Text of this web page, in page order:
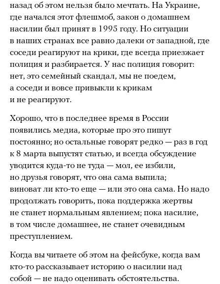
назад об этом нельзя было мечтать. На Украине,
где начался этот флешмоб, закон о домашнем
насилии был принят в 1995 году. Но ситуации
в наших странах все равно далеки от западной, где
соседи реагируют на крики, где всегда приезжает
полиция и разбирается. У нас полиция говорит:
нет, это семейный скандал, мы не поедем,
а соседи и вовсе привыкли к крикам
и не реагируют.
Хорошо, что в последнее время в России
появились медиа, которые про это пишут
постоянно; но остальные говорят редко — раз в год
к 8 марта выпустят статью, и всегда обсуждение
уводится куда-то не туда — мол, ее избили,
но друзья говорят, что она сама выпила;
виноват ли кто-то еще — или это она сама. Но надо
продолжать говорить, пока поддержка жертвы
не станет нормальным явлением; пока насилие,
в том числе домашнее, не станет очевидным
преступлением.
Когда вы читаете об этом на фейсбуке, когда вам
кто-то рассказывает историю о насилии над
собой — не надо оценивать обстоятельства.